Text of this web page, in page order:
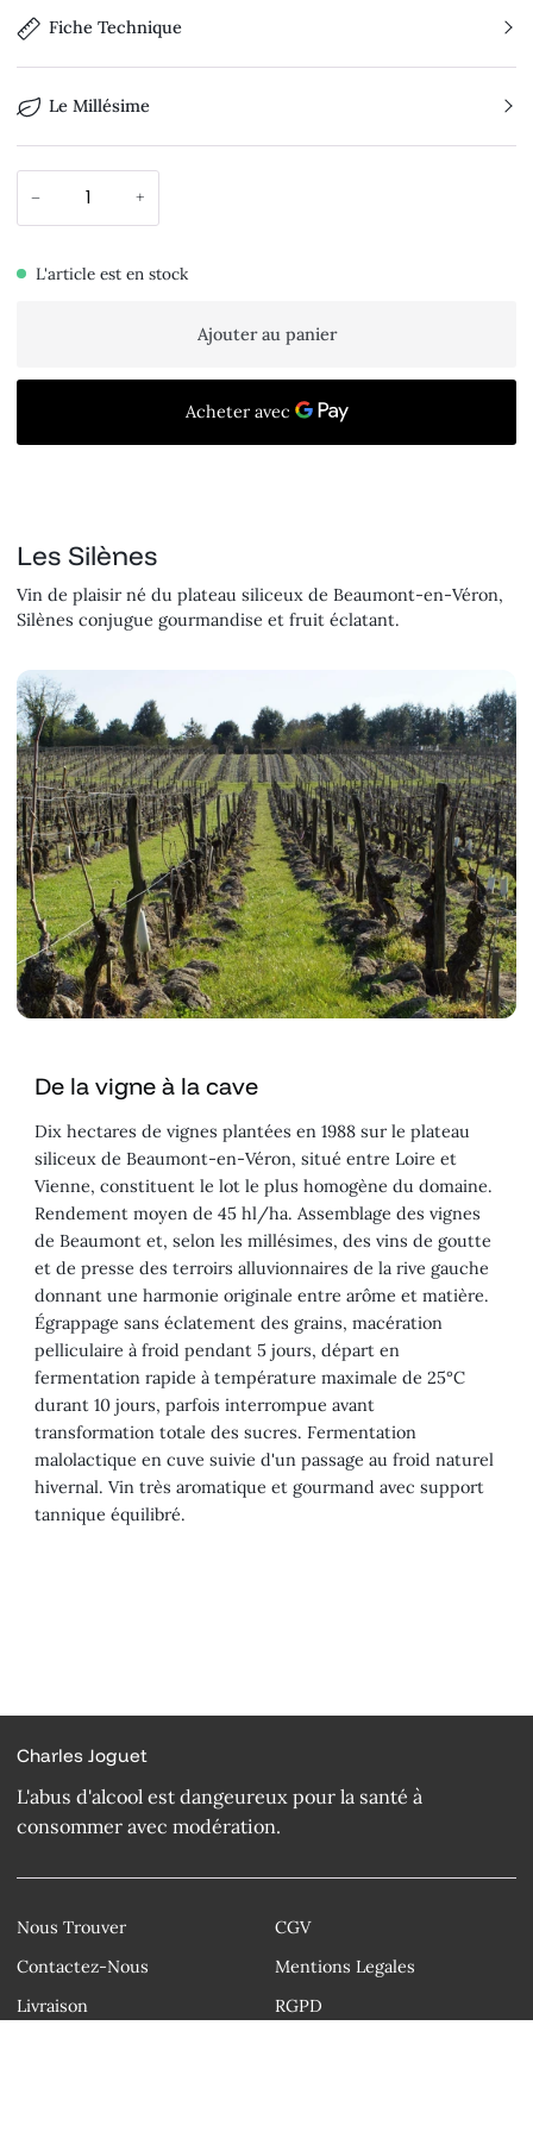
Fiche Technique
Le Millésime
− +
L'article est en stock
Ajouter au panier
Les Silènes
Vin de plaisir né du plateau siliceux de Beaumont-en-Véron,
Silènes conjugue gourmandise et fruit éclatant.
De la vigne à la cave
Dix hectares de vignes plantées en 1988 sur le plateau
siliceux de Beaumont-en-Véron, situé entre Loire et
Vienne, constituent le lot le plus homogène du domaine.
Rendement moyen de 45 hl/ha. Assemblage des vignes
de Beaumont et, selon les millésimes, des vins de goutte
et de presse des terroirs alluvionnaires de la rive gauche
donnant une harmonie originale entre arôme et matière.
Égrappage sans éclatement des grains, macération
pelliculaire à froid pendant 5 jours, départ en
fermentation rapide à température maximale de 25°C
durant 10 jours, parfois interrompue avant
transformation totale des sucres. Fermentation
malolactique en cuve suivie d'un passage au froid naturel
hivernal. Vin très aromatique et gourmand avec support
tannique équilibré.
Charles Joguet
L'abus d'alcool est dangeureux pour la santé à
consommer avec modération.
Nous Trouver
Contactez-Nous
Livraison
CGV
Mentions Legales
RGPD